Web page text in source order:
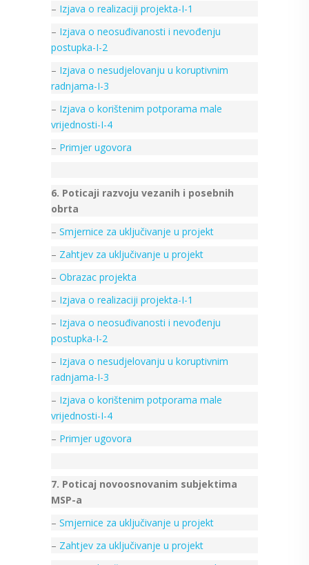
– Izjava o realizaciji projekta-I-1
– Izjava o neosuđivanosti i nevođenju
postupka-I-2
– Izjava o nesudjelovanju u koruptivnim
radnjama-I-3
– Izjava o korištenim potporama male
vrijednosti-I-4
– Primjer ugovora
6. Poticaji razvoju vezanih i posebnih
obrta
– Smjernice za uključivanje u projekt
– Zahtjev za uključivanje u projekt
– Obrazac projekta
– Izjava o realizaciji projekta-I-1
– Izjava o neosuđivanosti i nevođenju
postupka-I-2
– Izjava o nesudjelovanju u koruptivnim
radnjama-I-3
– Izjava o korištenim potporama male
vrijednosti-I-4
– Primjer ugovora
7. Poticaj novoosnovanim subjektima
MSP-a
– Smjernice za uključivanje u projekt
– Zahtjev za uključivanje u projekt